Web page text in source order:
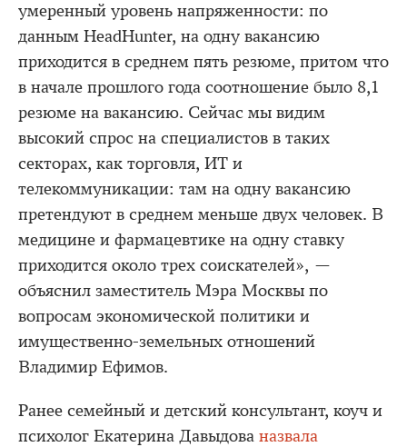
умеренный уровень напряженности: по
данным HeadHunter, на одну вакансию
приходится в среднем пять резюме, притом что
в начале прошлого года соотношение было 8,1
резюме на вакансию. Сейчас мы видим
высокий спрос на специалистов в таких
секторах, как торговля, ИТ и
телекоммуникации: там на одну вакансию
претендуют в среднем меньше двух человек. В
медицине и фармацевтике на одну ставку
приходится около трех соискателей», —
объяснил заместитель Мэра Москвы по
вопросам экономической политики и
имущественно-земельных отношений
Владимир Ефимов.
Ранее семейный и детский консультант, коуч и
психолог Екатерина Давыдова назвала